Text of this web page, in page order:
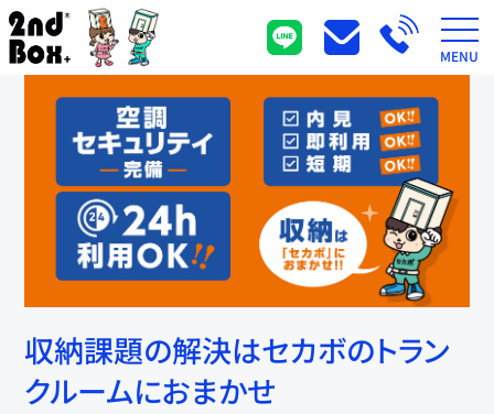
MENU
収納課題の解決はセカボのトラン
クルームにおまかせ